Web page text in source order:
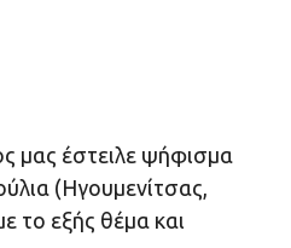
μας έστειλε ψήφισμα
(Ηγουμενίτσας,
το εξής θέμα και